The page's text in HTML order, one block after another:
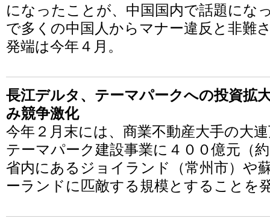
になったことが、中国国内で話題にな
で多くの中国人からマナー違反と非難
発端は今年４月。
長江デルタ、テーマパークへの投資拡
み競争激化
今年２月末には、商業不動産大手の大
テーマパーク建設事業に４００億元（
省内にあるジョイランド（常州市）や
ーランドに匹敵する規模とすることを